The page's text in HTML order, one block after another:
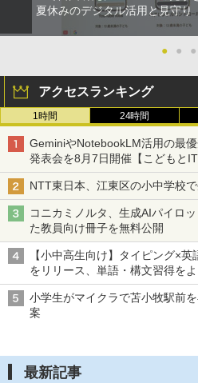
夏休みのデジタル活用と見守り
● ● ●
アクセスランキング
1時間 24時間
GeminiやNotebookLM活用の最
発表会を8月7日開催【こどもとIT
NTT東日本、江東区の小中学校
コニカミノルタ、生成AIパイロ
た教員向け冊子を無料公開
【小中高生向け】タイピング×英
をリリース、単語・構文習得を
小学生がマイクラで苫小牧駅前
案
最新記事